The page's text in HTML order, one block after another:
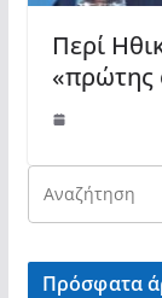
Περί
«πρώτης
Πρόσφατα